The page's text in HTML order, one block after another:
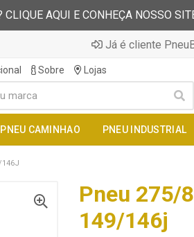
AQUI E CONHEÇA NOSSO
Já é cliente
Sobre Lojas
PNEU CAMINHAO PNEU INDUSTRIAL
146J
Pneu 275/
149/146j